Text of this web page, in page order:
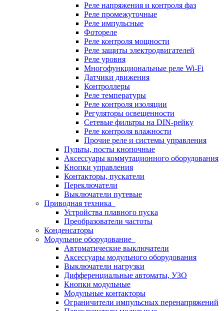
Реле напряжения и контроля фаз
Реле промежуточные
Реле импульсные
Фотореле
Реле контроля мощности
Реле защиты электродвигателей
Реле уровня
Многофункциональные реле Wi-Fi
Датчики движения
Контроллеры
Реле температуры
Реле контроля изоляции
Регуляторы освещенности
Сетевые фильтры на DIN-рейку
Реле контроля влажности
Прочие реле и системы управления
Пульты, посты кнопочные
Аксессуары коммутационного оборудования
Кнопки управления
Контакторы, пускатели
Переключатели
Выключатели путевые
Приводная техника
Устройства плавного пуска
Преобразователи частоты
Конденсаторы
Модульное оборудование
Автоматические выключатели
Аксессуары модульного оборудования
Выключатели нагрузки
Дифференциальные автоматы, УЗО
Кнопки модульные
Модульные контакторы
Ограничители импульсных перенапряжений